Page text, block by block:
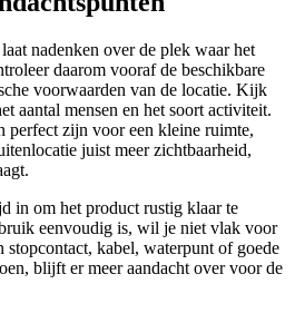
nadenken over de plek waar het
daarom vooraf de beschikbare
voorwaarden van de locatie. Kijk
aantal mensen en het soort activiteit.
perfect zijn voor een kleine ruimte,
juist meer zichtbaarheid,
in om het product rustig klaar te
eenvoudig is, wil je niet vlak voor
stopcontact, kabel, waterpunt of goede
blijft er meer aandacht over voor de